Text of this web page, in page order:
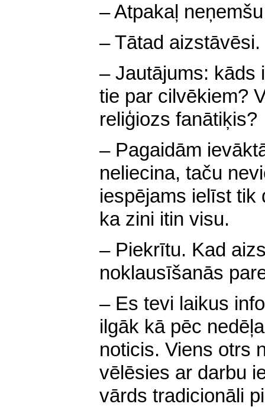
– Atpakaļ
– Tātad aizstāvēsi.
– Jautājums: kāds
tie par cilvēkiem?
reliģiozs fanātiķis?
– Pagaidām
neliecina, taču
iespējams ielīst tik
ka zini itin visu.
– Piekrītu. Kad
noklausīšanās
– Es tevi laikus
ilgāk kā pēc
noticis. Viens otrs
vēlēsies ar darbu
vārds tradicionāli